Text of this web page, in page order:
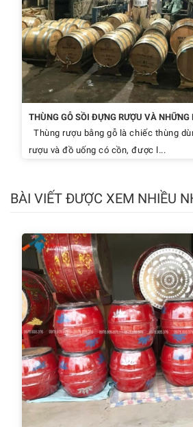
THÙNG GỖ SỒI ĐỰNG RƯỢU VÀ
Thùng rượu bằng gỗ là chiếc thùng
rượu và đồ uống có cồn, được l...
BÀI VIẾT ĐƯỢC XEM NHIỀU